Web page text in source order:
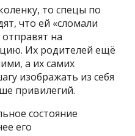
то спецы по
что ей «сломали
на
Их родителей ещё
а их самих
изображать из себя
привилегий.
состояние
его